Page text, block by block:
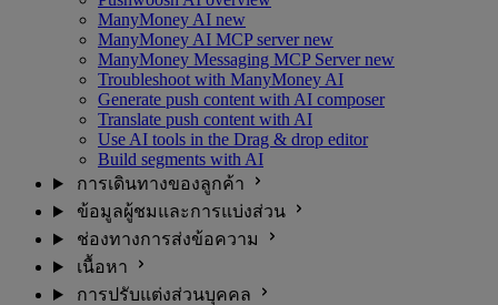
ManyMoney AI new
ManyMoney AI MCP server new
ManyMoney Messaging MCP Server new
Troubleshoot with ManyMoney AI
Generate push content with AI composer
Translate push content with AI
Use AI tools in the Drag & drop editor
Build segments with AI
การเดินทางของลูกค้า
ข้อมูลผู้ชมและการแบ่งส่วน
ช่องทางการส่งข้อความ
เนื้อหา
การปรับแต่งส่วนบุคคล